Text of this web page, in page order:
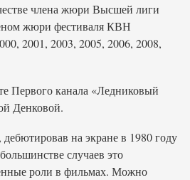
члена жюри Высшей лиги
жюри фестиваля КВН
2001, 2003, 2005, 2006, 2008,
Первого канала «Ледниковый
Денковой.
на экране в 1980 году
случаев это
роли в фильмах. Можно